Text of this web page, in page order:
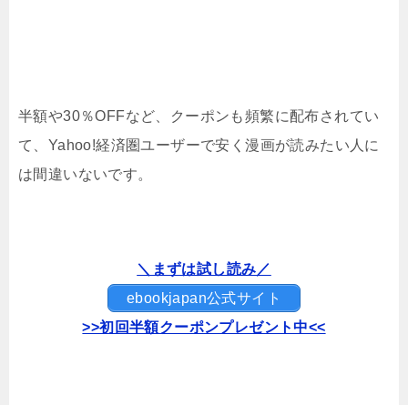
半額や30％OFFなど、クーポンも頻繁に配布されてい
て、Yahoo!経済圏ユーザーで安く漫画が読みたい人に
は間違いないです。
＼まずは試し読み／
ebookjapan公式サイト
>>初回半額クーポンプレゼント中<<